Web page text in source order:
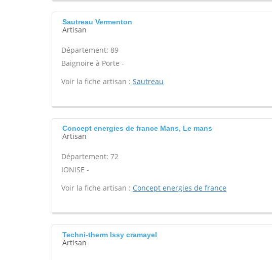
Sautreau Vermenton
Artisan
Département: 89
Baignoire à Porte -
Voir la fiche artisan : Sautreau
Concept energies de france Mans, Le mans
Artisan
Département: 72
IONISE -
Voir la fiche artisan : Concept energies de france
Techni-therm Issy cramayel
Artisan